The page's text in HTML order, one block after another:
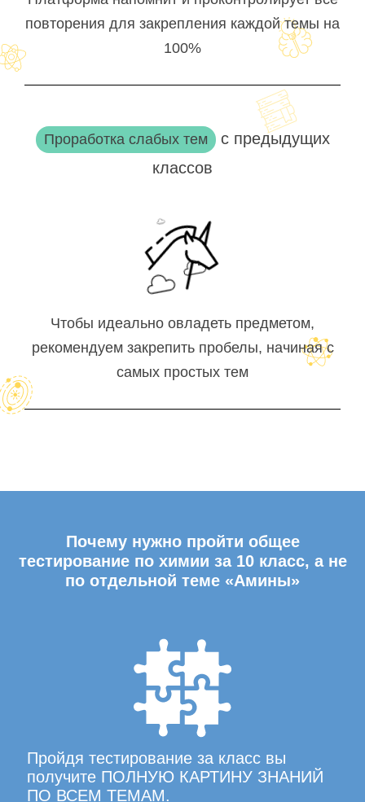
повторения для закрепления каждой темы на
100%
Проработка слабых тем с предыдущих
классов
Чтобы идеально овладеть предметом,
рекомендуем закрепить пробелы, начиная с
самых простых тем
Почему нужно пройти общее
тестирование по химии за 10 класс, а не
по отдельной теме «Амины»
Пройдя тестирование за класс вы
получите ПОЛНУЮ КАРТИНУ ЗНАНИЙ
ПО ВСЕМ ТЕМАМ.